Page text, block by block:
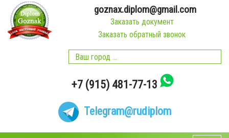
goznax.diplom@gmail.com
Заказать документ
Заказать обратный звонок
+7 (915) 481-77-13
Telegram@rudiplom